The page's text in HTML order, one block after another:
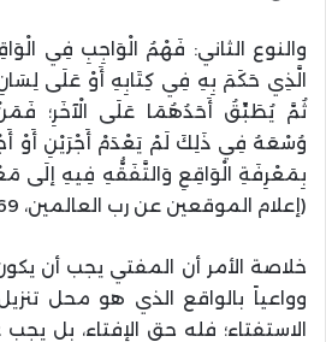
والنوع الثاني: فَهْمُ الْوَاجِبِ فِي
الَّذِي حَكَمَ بِهِ فِي كِتَابِهِ أَوْ عَلَى
ثُمَّ يُطَبِّقُ أَحَدُهُمَا عَلَى الْآخَرِ؛
وُسْعَهُ فِي ذَلِكَ لَمْ يَعْدَمْ أَجْرَيْنِ أَوْ
بِمَعْرِفَةِ الْوَاقِعِ وَالتَّفَقُّهِ فِيهِ إلَى
(إعلام الموقعين عن رب العالمين، 1/69).
خلاصة الأمر أن المفتي يجب أن
وواعياً بالواقع الذي هو محل
الاستفتاء؛ فله حق الإفتاء، بل